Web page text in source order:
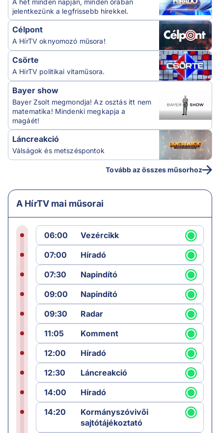
A hét minden napján, minden órában
jelentkezünk a legfrissebb hírekkel.
Célpont
A HírTV oknyomozó műsora!
Csörte
A HírTV politikai vitaműsora.
Bayer show
Bayer Zsolt megmondja! Az osztás itt nem
matematika! Mindenki megkapja a
magáét!
Láncreakció
Válságok és metszéspontok
Tovább az összes műsorhoz
A HírTV mai műsorai
06:00
Vezércikk
07:00
Híradó
07:30
Napindító
09:00
Napindító
09:30
Radar
11:05
Komment
12:00
Híradó
12:30
Láncreakció
14:00
Híradó
14:20
Kormányszóvivői
sajtótájékoztató